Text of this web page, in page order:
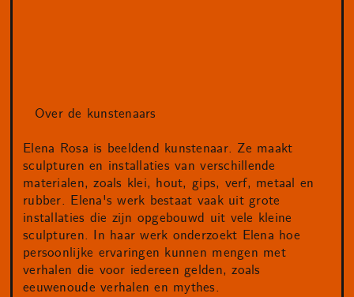
Over de kunstenaars
Elena Rosa is beeldend kunstenaar. Ze maakt
sculpturen en installaties van verschillende
materialen, zoals klei, hout, gips, verf, metaal en
rubber. Elena's werk bestaat vaak uit grote
installaties die zijn opgebouwd uit vele kleine
sculpturen. In haar werk onderzoekt Elena hoe
persoonlijke ervaringen kunnen mengen met
verhalen die voor iedereen gelden, zoals
eeuwenoude verhalen en mythes.